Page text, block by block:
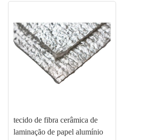
tecido de fibra cerâmica de
laminação de papel alumínio